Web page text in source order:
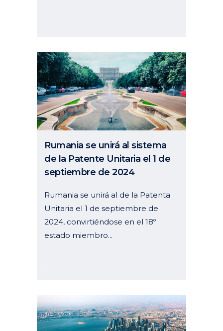
Rumania se unirá al sistema
de la Patente Unitaria el 1 de
septiembre de 2024
Rumania se unirá al de la Patenta
Unitaria el 1 de septiembre de
2024, convirtiéndose en el 18º
estado miembro...